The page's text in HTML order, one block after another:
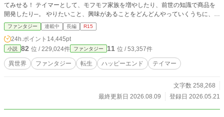
てみせる！ テイマーとして、モフモフ家族を増やしたり、前世の知識で商品を
開発したり─。 やりたいこと、興味があることをどんどんやっていくうちに、
次々とスキルが増えていく！？ 努力を惜しまないマヤが素敵な人達に愛されな
がら、見守られながら、一流冒険者になっていく。 不運だらけのOLが、5歳か
ら始める幸せな異世界やり直し人生。
ファンタジー 連載中 長編 R15
24h.ポイント 14,445pt
小説 82 位 / 229,024件 ファンタジー 11 位 / 53,357件
異世界 ファンタジー 転生 ハッピーエンド テイマー
文字数 258,268
最終更新日 2026.08.09
登録日 2026.05.21